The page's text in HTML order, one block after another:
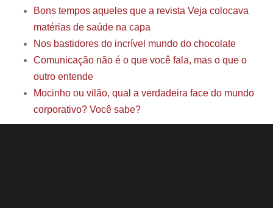
Bons tempos aqueles que a revista Veja colocava
matérias de saúde na capa
Nos bastidores do incrível mundo do chocolate
Comunicação não é o que você fala, mas o que o
outro entende
Mocinho ou vilão, qual a verdadeira face do mundo
corporativo? Você sabe?